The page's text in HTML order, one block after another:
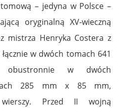
– jedyna w Polsce –
oryginalną XV-wieczną
mistrza Henryka Costera z
w dwóch tomach 641
obustronnie w dwóch
285 mm x 85 mm,
wierszy. Przed II wojną